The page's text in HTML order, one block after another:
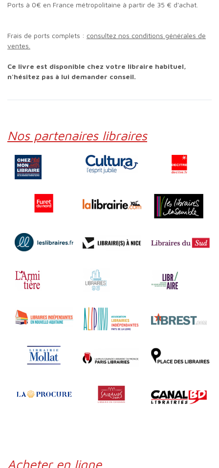
Ports à 0€ en France métropolitaine à partir de 35 € d'achat.
Frais de ports complets : consultez nos conditions générales de
ventes.
Ce livre est disponible chez votre libraire habituel,
n'hésitez pas à lui demander conseil.
Nos partenaires libraires
Acheter en ligne